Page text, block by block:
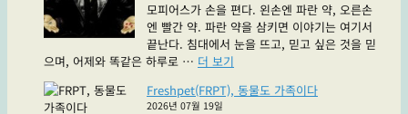
한
가
격
래
모피어스가 손을 편다. 왼손엔 파란 약, 오른손
엔 빨간 약. 파란 약을 삼키면 이야기는 여기서
끝난다. 침대에서 눈을 뜨고, 믿고 싶은 것을 믿
으며, 어제와 똑같은 하루로 … 더 보기
롱
Freshpet(FRPT), 동물도 가족이다
2026년 07월 19일